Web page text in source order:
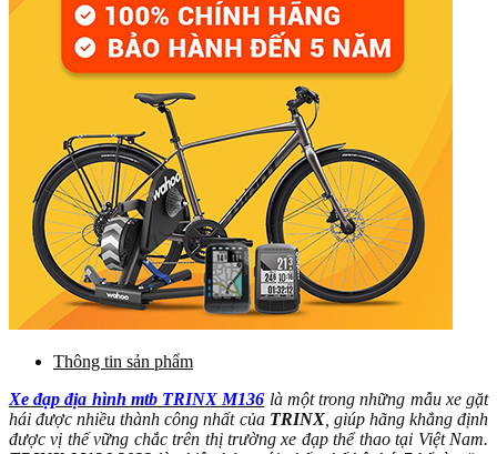
Thông tin sản phẩm
Xe đạp địa hình mtb TRINX M136 là một trong những mẫu xe gặt
hái được nhiều thành công nhất của TRINX, giúp hãng khẳng định
được vị thế vững chắc trên thị trường xe đạp thể thao tại Việt Nam.